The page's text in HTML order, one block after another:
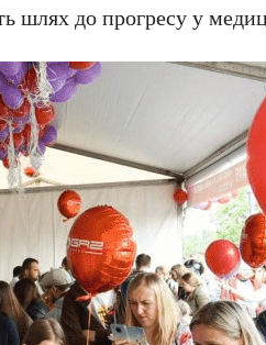
шлях до прогресу у